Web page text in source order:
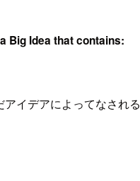
Big Idea that contains:
イデアによってなされる